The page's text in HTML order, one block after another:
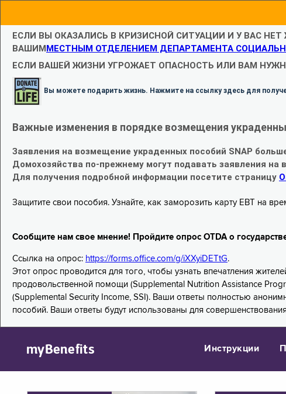
ЕСЛИ ВЫ ОКАЗАЛИСЬ В КРИЗИСНОЙ СИТУАЦИИ И У ВАС
ВАШИММЕСТНЫМ ОТДЕЛЕНИЕМ ДЕПАРТАМЕНТА
ЕСЛИ ВАШЕЙ ЖИЗНИ УГРОЖАЕТ ОПАСНОСТЬ ИЛИ ВАМ
Вы можете подарить жизнь. Нажмите на ссылку здесь для
Важные изменения в порядке возмещения
Заявления на возмещение украденных пособий SNAP
Домохозяйства по-прежнему могут подавать заявления
Для получения подробной информации посетите страницу
Защитите свои пособия. Узнайте, как заморозить карту EBT на
Сообщите нам свое мнение! Пройдите опрос OTDA о
Ссылка на опрос: https://forms.office.com/g/iXXyiDETtG.
Этот опрос проводится для того, чтобы узнать впечатления
продовольственной помощи (Supplemental Nutrition Assistance
(Supplemental Security Income, SSI). Ваши ответы полностью
пособий. Ваши ответы будут использованы для
myBenefits Инструкции